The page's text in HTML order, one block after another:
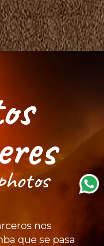
nos
que se pasa